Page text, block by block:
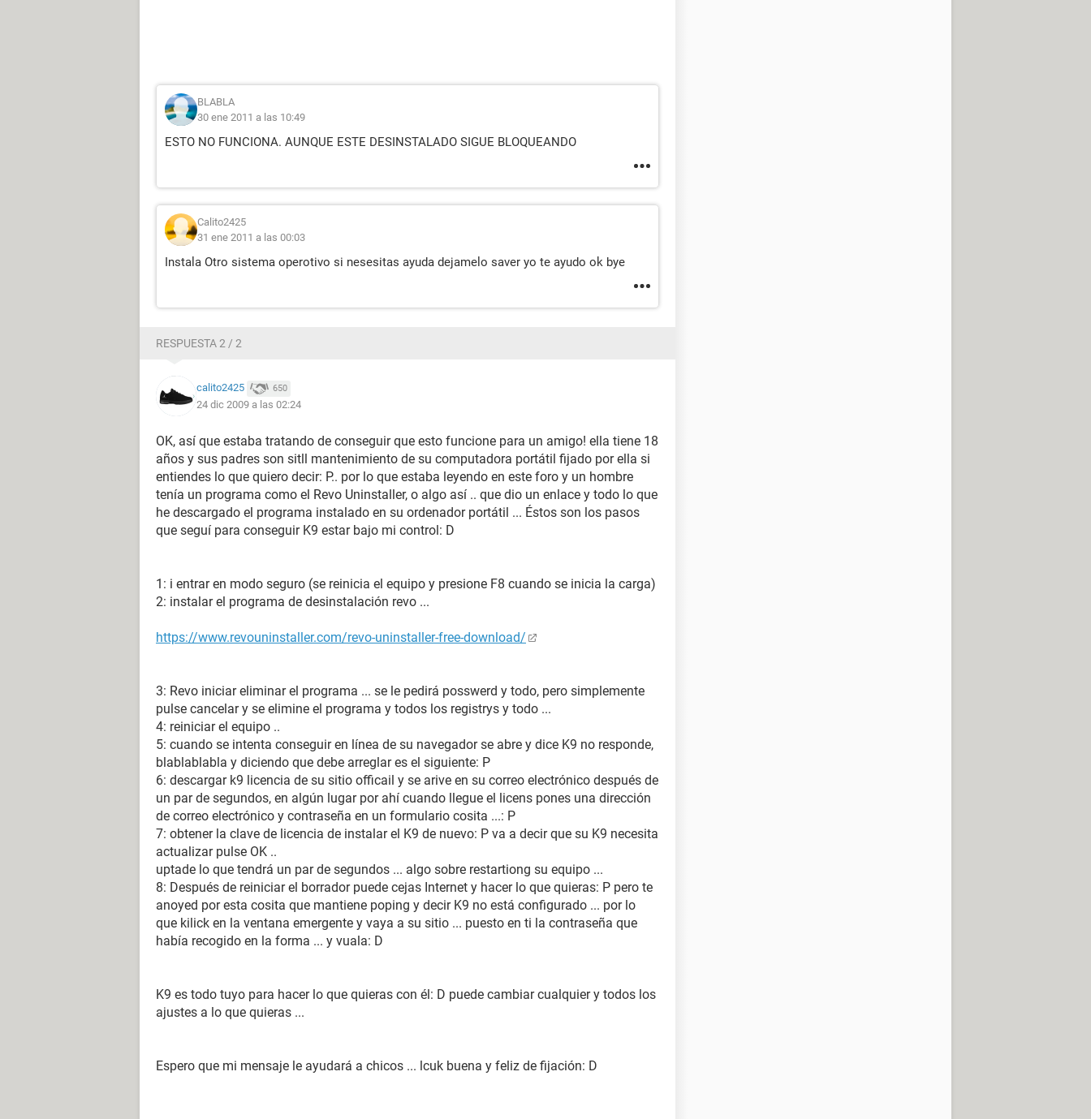
BLABLA
30 ene 2011 a las 10:49
ESTO NO FUNCIONA. AUNQUE ESTE DESINSTALADO SIGUE BLOQUEANDO
Calito2425
31 ene 2011 a las 00:03
Instala Otro sistema operotivo si nesesitas ayuda dejamelo saver yo te ayudo ok bye
RESPUESTA 2 / 2
calito2425 650
24 dic 2009 a las 02:24
OK, así que estaba tratando de conseguir que esto funcione para un amigo! ella tiene 18
años y sus padres son sitll mantenimiento de su computadora portátil fijado por ella si
entiendes lo que quiero decir: P.. por lo que estaba leyendo en este foro y un hombre
tenía un programa como el Revo Uninstaller, o algo así .. que dio un enlace y todo lo que
he descargado el programa instalado en su ordenador portátil ... Éstos son los pasos
que seguí para conseguir K9 estar bajo mi control: D
1: i entrar en modo seguro (se reinicia el equipo y presione F8 cuando se inicia la carga)
2: instalar el programa de desinstalación revo ...
https://www.revouninstaller.com/revo-uninstaller-free-download/
3: Revo iniciar eliminar el programa ... se le pedirá posswerd y todo, pero simplemente
pulse cancelar y se elimine el programa y todos los registrys y todo ...
4: reiniciar el equipo ..
5: cuando se intenta conseguir en línea de su navegador se abre y dice K9 no responde,
blablablabla y diciendo que debe arreglar es el siguiente: P
6: descargar k9 licencia de su sitio officail y se arive en su correo electrónico después de
un par de segundos, en algún lugar por ahí cuando llegue el licens pones una dirección
de correo electrónico y contraseña en un formulario cosita ...: P
7: obtener la clave de licencia de instalar el K9 de nuevo: P va a decir que su K9 necesita
actualizar pulse OK ..
uptade lo que tendrá un par de segundos ... algo sobre restartiong su equipo ...
8: Después de reiniciar el borrador puede cejas Internet y hacer lo que quieras: P pero te
anoyed por esta cosita que mantiene poping y decir K9 no está configurado ... por lo
que kilick en la ventana emergente y vaya a su sitio ... puesto en ti la contraseña que
había recogido en la forma ... y vuala: D
K9 es todo tuyo para hacer lo que quieras con él: D puede cambiar cualquier y todos los
ajustes a lo que quieras ...
Espero que mi mensaje le ayudará a chicos ... lcuk buena y feliz de fijación: D